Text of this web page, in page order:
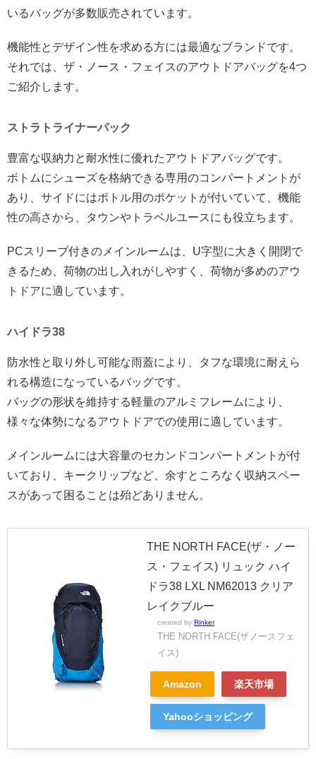
いるバッグが多数販売されています。
機能性とデザイン性を求める方には最適なブランドです。
それでは、ザ・ノース・フェイスのアウトドアバッグを4つ
ご紹介します。
ストラトライナーパック
豊富な収納力と耐水性に優れたアウトドアバッグです。
ボトムにシューズを格納できる専用のコンパートメントが
あり、サイドにはボトル用のポケットが付いていて、機能
性の高さから、タウンやトラベルユースにも役立ちます。
PCスリーブ付きのメインルームは、U字型に大きく開閉で
きるため、荷物の出し入れがしやすく、荷物が多めのアウ
トドアに適しています。
ハイドラ38
防水性と取り外し可能な雨蓋により、タフな環境に耐えら
れる構造になっているバッグです。
バッグの形状を維持する軽量のアルミフレームにより、
様々な体勢になるアウトドアでの使用に適しています。
メインルームには大容量のセカンドコンパートメントが付
いており、キークリップなど、余すところなく収納スペー
スがあって困ることは殆どありません。
THE NORTH FACE(ザ・ノー
ス・フェイス) リュック ハイ
ドラ38 LXL NM62013 クリア
レイクブルー
created by Rinker
THE NORTH FACE(ザノースフェ
イス)
Amazon 楽天市場
Yahooショッピング